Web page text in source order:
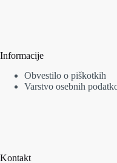
Informacije
Obvestilo o piškotkih
Varstvo osebnih
Kontakt